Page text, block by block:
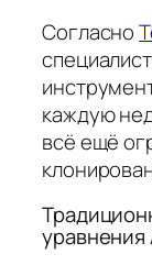
Согласно
каждую
всё ещё